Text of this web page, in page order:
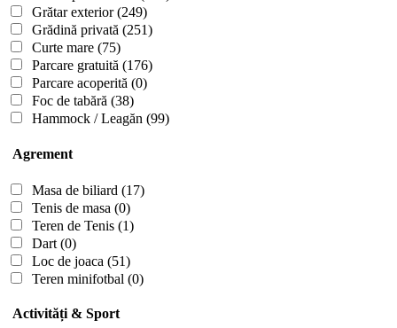
Grătar exterior(249)
Grădină privată (251)
Curte mare (75)
Parcare gratuită (176)
Parcare acoperită (0)
Foc de tabără (38)
Hammock / Leagăn (99)
Agrement
Masa de biliard (17)
Tenis de masa (0)
Teren de Tenis (1)
Dart (0)
Loc de joaca (51)
Teren minifotbal (0)
Activități & Sport